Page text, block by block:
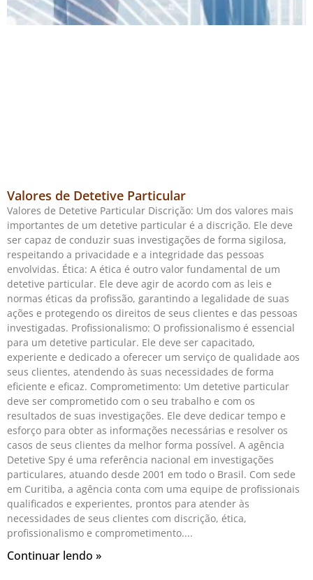
Valores de Detetive Particular
Valores de Detetive Particular Discrição: Um dos valores mais
importantes de um detetive particular é a discrição. Ele deve
ser capaz de conduzir suas investigações de forma sigilosa,
respeitando a privacidade e a integridade das pessoas
envolvidas. Ética: A ética é outro valor fundamental de um
detetive particular. Ele deve agir de acordo com as leis e
normas éticas da profissão, garantindo a legalidade de suas
ações e protegendo os direitos de seus clientes e das pessoas
investigadas. Profissionalismo: O profissionalismo é essencial
para um detetive particular. Ele deve ser capacitado,
experiente e dedicado a oferecer um serviço de qualidade aos
seus clientes, atendendo às suas necessidades de forma
eficiente e eficaz. Comprometimento: Um detetive particular
deve ser comprometido com o seu trabalho e com os
resultados de suas investigações. Ele deve dedicar tempo e
esforço para obter as informações necessárias e resolver os
casos de seus clientes da melhor forma possível. A agência
Detetive Spy é uma referência nacional em investigações
particulares, atuando desde 2001 em todo o Brasil. Com sede
em Curitiba, a agência conta com uma equipe de profissionais
qualificados e experientes, prontos para atender às
necessidades de seus clientes com discrição, ética,
profissionalismo e comprometimento.
Continuar lendo »